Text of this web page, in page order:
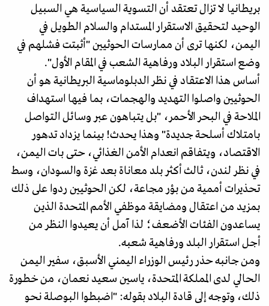
بريطانيا لا تزال تعتقد أن التسوية السياسية هي السبيل
الوحيد لتحقيق الاستقرار المستدام والسلام الطويل في
اليمن، لكنها ترى أن ممارسات الحوثيين "أثبتت فشلهم في
وضع استقرار البلاد ورفاهية الشعب في المقام الأول".
أساس هذا الاعتقاد في نظر الدبلوماسية البريطانية هو أن
الحوثيين واصلوا التهديد والهجمات، بما فيها استهداف
الملاحة في البحر الأحمر، "بل يتباهون عبر وسائل التواصل
بامتلاك أسلحة جديدة" وهذا يحدث! بينما يزداد تدهور
الاقتصاد، ويتفاقم انعدام الأمن الغذائي، حتى بات اليمن،
في نظر لندن، ثالث أكثر بلد معاناة بعد غزة والسودان، وسط
تحذيرات أممية من بؤر مجاعة، لكن الحوثيين ردوا على ذلك
بمزيد من اعتقال ومضايقة موظفي الأمم المتحدة الذين
يساعدون الفئات الأضعف؛ لذا آمل أن يعيدوا النظر من
أجل استقرار البلد ورفاهية شعبه.
ومن جانبه حذر رئيس الوزراء اليمني الأسبق، سفير اليمن
الحالي لدى المملكة المتحدة، ياسين سعيد نعمان، من خطورة
ذلك، وتوجه إلى قادة البلاد بقوله: "اضبطوا البوصلة نحو